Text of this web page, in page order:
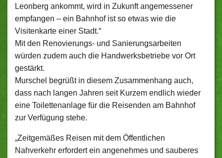
Leonberg ankommt, wird in Zukunft angemessener
empfangen – ein Bahnhof ist so etwas wie die
Visitenkarte einer Stadt.“
Mit den Renovierungs- und Sanierungsarbeiten
würden zudem auch die Handwerksbetriebe vor Ort
gestärkt.
Murschel begrüßt in diesem Zusammenhang auch,
dass nach langen Jahren seit Kurzem endlich wieder
eine Toilettenanlage für die Reisenden am Bahnhof
zur Verfügung stehe.
„Zeitgemäßes Reisen mit dem Öffentlichen
Nahverkehr erfordert ein angenehmes und sauberes